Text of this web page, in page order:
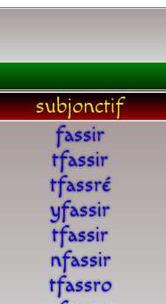
subjonctif
fassir
tfassir
tfassré
yfassir
tfassir
nfassir
tfassro